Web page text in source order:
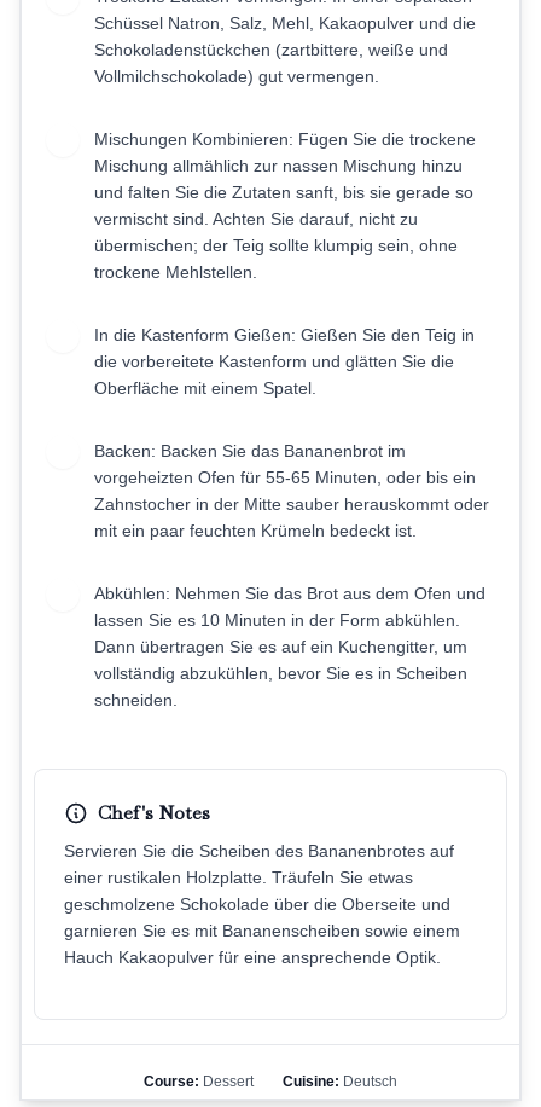
Schüssel Natron, Salz, Mehl, Kakaopulver und die
Schokoladenstückchen (zartbittere, weiße und
Vollmilchschokolade) gut vermengen.
Mischungen Kombinieren: Fügen Sie die trockene
Mischung allmählich zur nassen Mischung hinzu
und falten Sie die Zutaten sanft, bis sie gerade so
vermischt sind. Achten Sie darauf, nicht zu
übermischen; der Teig sollte klumpig sein, ohne
trockene Mehlstellen.
In die Kastenform Gießen: Gießen Sie den Teig in
die vorbereitete Kastenform und glätten Sie die
Oberfläche mit einem Spatel.
Backen: Backen Sie das Bananenbrot im
vorgeheizten Ofen für 55-65 Minuten, oder bis ein
Zahnstocher in der Mitte sauber herauskommt oder
mit ein paar feuchten Krümeln bedeckt ist.
Abkühlen: Nehmen Sie das Brot aus dem Ofen und
lassen Sie es 10 Minuten in der Form abkühlen.
Dann übertragen Sie es auf ein Kuchengitter, um
vollständig abzukühlen, bevor Sie es in Scheiben
schneiden.
Chef's Notes
Servieren Sie die Scheiben des Bananenbrotes auf
einer rustikalen Holzplatte. Träufeln Sie etwas
geschmolzene Schokolade über die Oberseite und
garnieren Sie es mit Bananenscheiben sowie einem
Hauch Kakaopulver für eine ansprechende Optik.
Course: Dessert Cuisine: Deutsch